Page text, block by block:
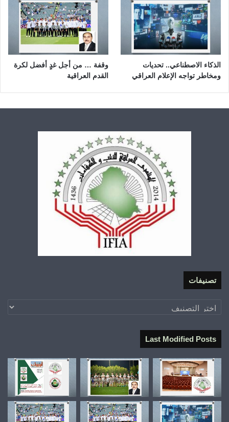
الذكاء الاصطناعي.. تحديات
ومخاطر تواجه الإعلام العراقي
وقفة … من أجل غدٍ أفضل لكرة
القدم العراقية
تصنيفات
تصنيفات
Last Modified Posts